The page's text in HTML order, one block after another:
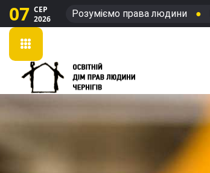
07 СЕР
2026
Розуміємо права людини ●